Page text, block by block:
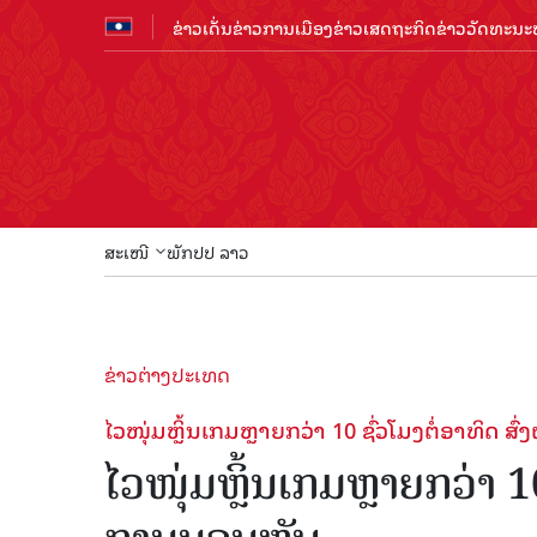
ຂ່າວເດັ່ນຂ່າວການເມືອງຂ່າວເສດຖະກິດຂ່າວວັດທະນ
ສະເໜີ ພັກປປ ລາວ
ຂ່າວຕ່າງປະເທດ
ໄວໜຸ່ມຫຼິ້ນເກມຫຼາຍກວ່າ 10 ຊົ່ວໂມງຕໍ່ອາທິດ
ໄວໜຸ່ມຫຼິ້ນເກມຫຼາຍກວ່າ